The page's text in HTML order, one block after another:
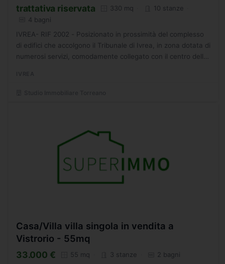
trattativa riservata 330 mq
10 stanze
4 bagni
IVREA- RIF 2002 - Posizionato in prossimità del complesso
di edifici che accolgono il Tribunale di Ivrea, in zona dotata di
numerosi servizi, comodamente collegato con il centro della
Casa/Villa villa singola in vendita a
Vistrorio - 55mq
33.000 € 55 mq 3 stanze 2 bagni